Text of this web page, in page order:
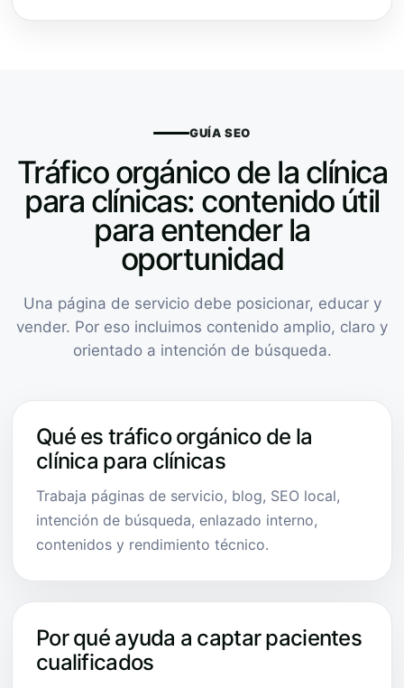
GUÍA SEO
Tráfico orgánico de la clínica
para clínicas: contenido útil
para entender la
oportunidad
Una página de servicio debe posicionar, educar y
vender. Por eso incluimos contenido amplio, claro y
orientado a intención de búsqueda.
Qué es tráfico orgánico de la
clínica para clínicas
Trabaja páginas de servicio, blog, SEO local,
intención de búsqueda, enlazado interno,
contenidos y rendimiento técnico.
Por qué ayuda a captar pacientes
cualificados